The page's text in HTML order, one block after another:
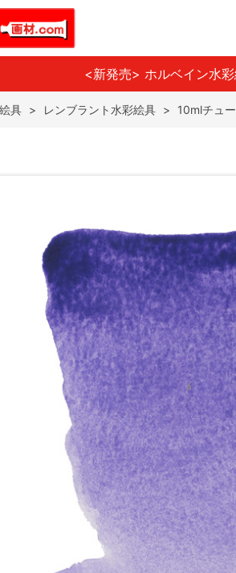
<新発売> ホルベイン水
具 > レンブラント水彩絵具 > 10mlチュ